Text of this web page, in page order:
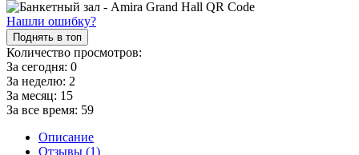
Нашли ошибку?
Поднять в топ
Количество просмотров:
За сегодня: 0
За неделю: 2
За месяц: 15
За все время: 59
Описание
Отзывы (1)